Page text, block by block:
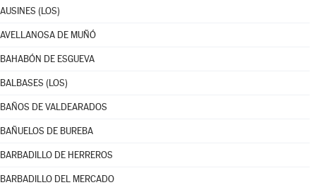
AUSINES (LOS)
AVELLANOSA DE MUÑÓ
BAHABÓN DE ESGUEVA
BALBASES (LOS)
BAÑOS DE VALDEARADOS
BAÑUELOS DE BUREBA
BARBADILLO DE HERREROS
BARBADILLO DEL MERCADO